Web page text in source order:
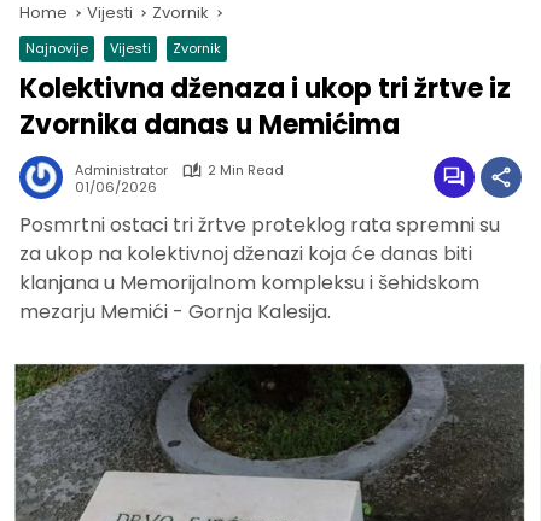
Home Vijesti Zvornik
Najnovije Vijesti Zvornik
Kolektivna dženaza i ukop tri žrtve iz
Zvornika danas u Memićima
Administrator
2 Min Read
01/06/2026
Posmrtni ostaci tri žrtve proteklog rata spremni su
za ukop na kolektivnoj dženazi koja će danas biti
klanjana u Memorijalnom kompleksu i šehidskom
mezarju Memići - Gornja Kalesija.